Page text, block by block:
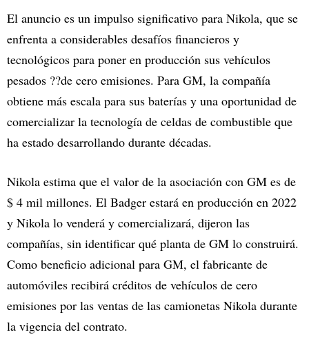
El anuncio es un impulso significativo para Nikola, que se
enfrenta a considerables desafíos financieros y
tecnológicos para poner en producción sus vehículos
pesados ??de cero emisiones. Para GM, la compañía
obtiene más escala para sus baterías y una oportunidad de
comercializar la tecnología de celdas de combustible que
ha estado desarrollando durante décadas.
Nikola estima que el valor de la asociación con GM es de
$ 4 mil millones. El Badger estará en producción en 2022
y Nikola lo venderá y comercializará, dijeron las
compañías, sin identificar qué planta de GM lo construirá.
Como beneficio adicional para GM, el fabricante de
automóviles recibirá créditos de vehículos de cero
emisiones por las ventas de las camionetas Nikola durante
la vigencia del contrato.